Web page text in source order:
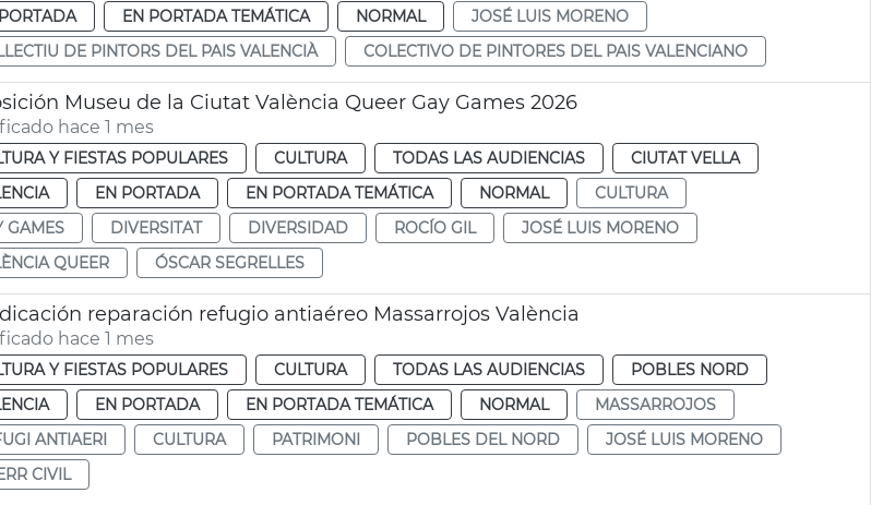
EN PORTADA TEMÁTICA NORMAL
JOSÉ LUIS MORENO
DE PINTORS DEL PAIS VALENCIÀ
COLECTIVO DE PINTORES DEL PAIS VALENCIANO
Museu de la Ciutat València Queer Gay Games 2026
hace 1 mes
Y FIESTAS POPULARES CULTURA TODAS LAS AUDIENCIAS
CIUTAT VELLA
EN PORTADA EN PORTADA TEMÁTICA NORMAL
CULTURA
GAMES
DIVERSITAT DIVERSIDAD ROCÍO GIL
JOSÉ LUIS MORENO
QUEER
ÓSCAR SEGRELLES
reparación refugio antiaéreo Massarrojos València
hace 1 mes
Y FIESTAS POPULARES CULTURA TODAS LAS AUDIENCIAS
POBLES NORD
EN PORTADA EN PORTADA TEMÁTICA NORMAL
MASSARROJOS
ANTIAERI
CULTURA PATRIMONI POBLES DEL NORD
JOSÉ LUIS MORENO
CIVIL